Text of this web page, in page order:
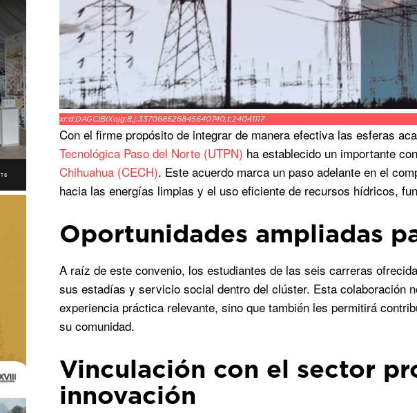
xr:d:DAGCIBlXojg:8,j:337068626845640740,t:24041117
Con el firme propósito de integrar de manera efectiva las esferas
Tecnológica Paso del Norte (UTPN) ha establecido un importante
Chihuahua (CECH). Este acuerdo marca un paso adelante en el
hacia las energías limpias y el uso eficiente de recursos hídricos,
Oportunidades ampliadas
A raíz de este convenio, los estudiantes de las seis carreras
sus estadías y servicio social dentro del clúster. Esta colaboración
experiencia práctica relevante, sino que también les permitirá
su comunidad.
Vinculación con el sector
innovación